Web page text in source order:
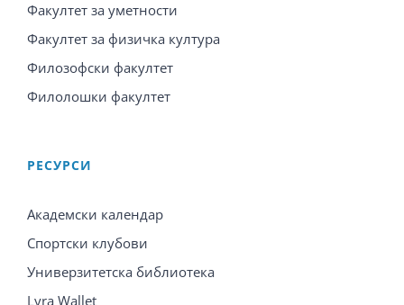
Факултет за уметности
Факултет за физичка култура
Филозофски факултет
Филолошки факултет
PЕСУРСИ
Академски календар
Спортски клубови
Универзитетска библиотека
Lyra Wallet